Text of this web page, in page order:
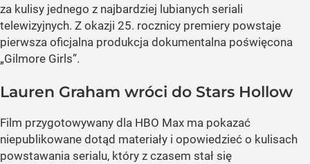
za kulisy jednego z najbardziej lubianych seriali
telewizyjnych. Z okazji 25. rocznicy premiery powstaje
pierwsza oficjalna produkcja dokumentalna poświęcona
„Gilmore Girls”.
Lauren Graham wróci do Stars Hollow
Film przygotowywany dla HBO Max ma pokazać
niepublikowane dotąd materiały i opowiedzieć o kulisach
powstawania serialu, który z czasem stał się